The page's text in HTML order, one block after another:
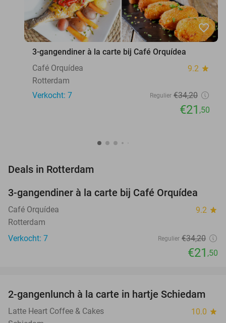
favorite_border
3-gangendiner à la carte bij Café Orquídea
Café Orquídea
9.2 star
Rotterdam
Verkocht: 7
Regulier €34,20
€21 ,50
Deals in Rotterdam
37%
NEW
TODAY
3-gangendiner à la carte bij Café Orquídea
Café Orquídea 9.2 star
Rotterdam
Verkocht: 7
Regulier €34,20
€21 ,50
42%
NEW
TODAY
2-gangenlunch à la carte in hartje Schiedam
Latte Heart Coffee & Cakes 10.0 star